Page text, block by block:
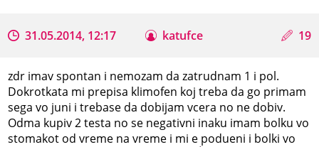
31.05.2014, 12:17 katufce 19
zdr imav spontan i nemozam da zatrudnam 1 i pol.
Dokrotkata mi prepisa klimofen koj treba da go primam
sega vo juni i trebase da dobijam vcera no ne dobiv.
Odma kupiv 2 testa no se negativni inaku imam bolku vo
stomakot od vreme na vreme i mi e podueni i bolki vo